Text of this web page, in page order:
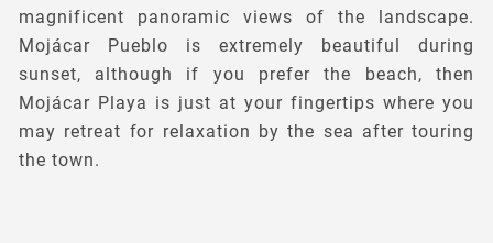
magnificent panoramic views of the landscape.
Mojácar Pueblo is extremely beautiful during
sunset, although if you prefer the beach, then
Mojácar Playa is just at your fingertips where you
may retreat for relaxation by the sea after touring
the town.